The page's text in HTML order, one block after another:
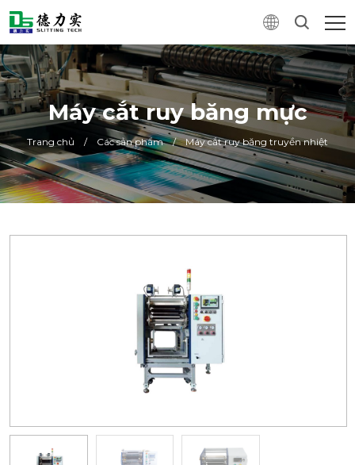
Máy cắt ruy băng mực
Trang chủ / Các sản phẩm / Máy cắt ruy băng truyền nhiệt0